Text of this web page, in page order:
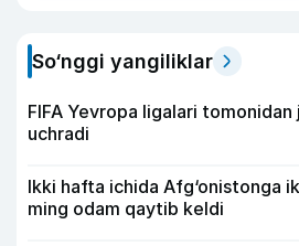
So‘nggi yangiliklar
FIFA Yevropa ligalari
uchradi
Ikki hafta ichida Afg‘onistonga
ming odam qaytib keldi